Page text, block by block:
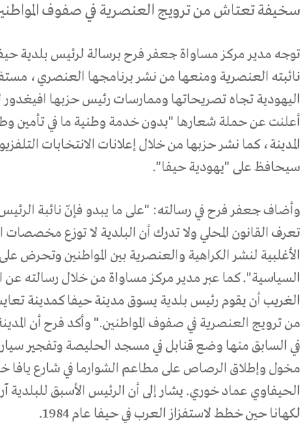
سخيفة تعتاش من ترويج العنصرية في صفوف
توجه مدير مركز مساواة جعفر فرح برسالة لرئيس بلدية
نائبته العنصرية ومنعها من نشر برنامجها العنصري،
اليهودية تجاه تصريحاتها وممارسات رئيس حزبها افيغدور
أعلنت عن حملة شعارها "بدون خدمة وطنية ما في تأمين
المدينة، كما نشر حزبها من خلال إعلانات الانتخابات
سيحافظ على "يهودية حيفا".
وأضاف جعفر فرح في رسالته: "على ما يبدو فإنّ نائبة الرئيس
تعرف القانون المحلي ولا تدرك أن البلدية لا توزع
الأغلبية لنشر الكراهية والعنصرية بين المواطنين وتحرض
السياسية". كما عبر مدير مركز مساواة من خلال رسالته عن
الغريب أن يقوم رئيس بلدية يسوق مدينة حيفا كمدينة
من ترويج العنصرية في صفوف المواطنين." وأكد فرح أن
في السابق منها وضع قنابل في مسجد الحليصة وتفجير
الحيفاوي عماد خوري. يشار إلى أن الرئيس الأسبق للبلدية
لكهانا حين خطط لاستفزاز العرب في حيفا عام 1984.